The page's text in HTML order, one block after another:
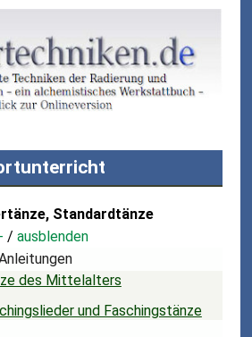
Standardtänze
/ausblenden
des Mittelalters
und Faschingstänze